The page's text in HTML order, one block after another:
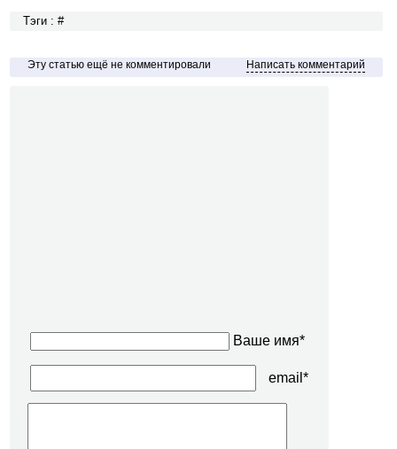
Тэги : #
Эту статью ещё не комментировали Написать комментарий
Ваше имя*
email*